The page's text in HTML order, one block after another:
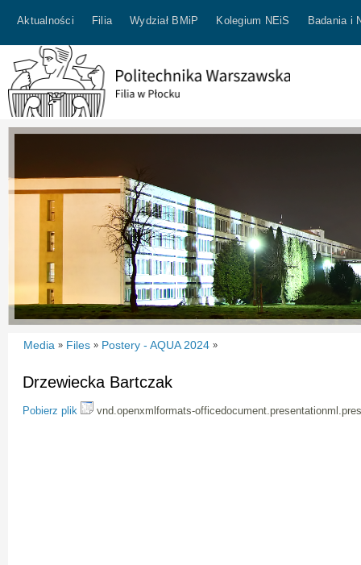
Aktualności Filia Wydział BMiP Kolegium NEiS Badania i
Media » Files » Postery - AQUA 2024 »
Drzewiecka Bartczak
Pobierz plik vnd.openxmlformats-